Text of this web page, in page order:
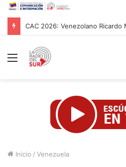
Menú
Inicio / Venezuela